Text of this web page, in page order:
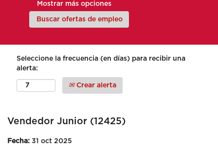
Mostrar más opciones
Seleccione la frecuencia (en días) para recibir una
alerta:
Crear alerta
Vendedor Junior (12425)
Fecha: 31 oct 2025